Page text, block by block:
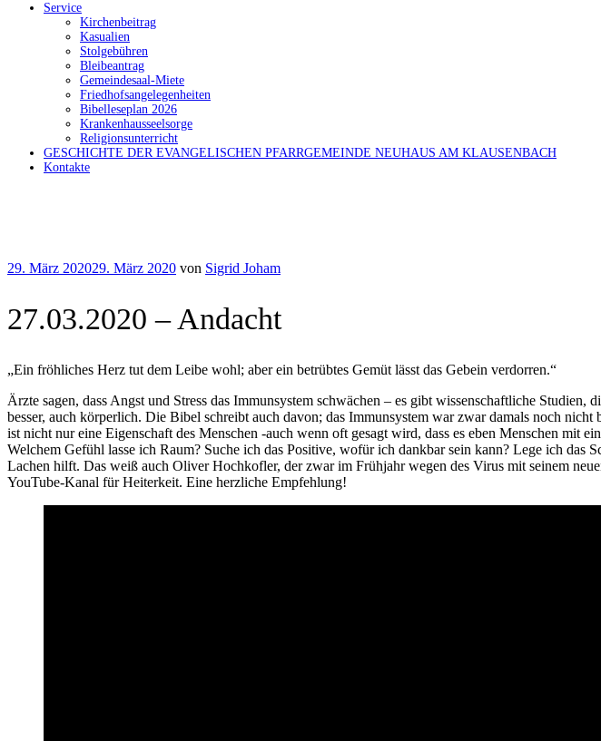
Service
Kirchenbeitrag
Kasualien
Stolgebühren
Bleibeantrag
Gemeindesaal-Miete
Friedhofsangelegenheiten
Bibelleseplan 2026
Krankenhausseelsorge
Religionsunterricht
GESCHICHTE DER EVANGELISCHEN PFARRGEMEINDE NEUHAUS AM KLAUSENBACH
Kontakte
Veröffentlicht
29. März 202029. März 2020 von Sigrid Joham
27.03.2020 – Andacht
„Ein fröhliches Herz tut dem Leibe wohl; aber ein betrübtes Gemüt lässt
Ärzte sagen, dass Angst und Stress das Immunsystem schwächen – es gibt wissenschaftliche
besser, auch körperlich. Die Bibel schreibt auch davon; das Immunsystem war zwar damals noch
ist nicht nur eine Eigenschaft des Menschen -auch wenn oft gesagt wird, dass es eben Menschen mit
Welchem Gefühl lasse ich Raum? Suche ich das Positive, wofür ich dankbar sein kann? Lege ich
Lachen hilft. Das weiß auch Oliver Hochkofler, der zwar im Frühjahr wegen des Virus mit seinem
YouTube-Kanal für Heiterkeit. Eine herzliche Empfehlung!